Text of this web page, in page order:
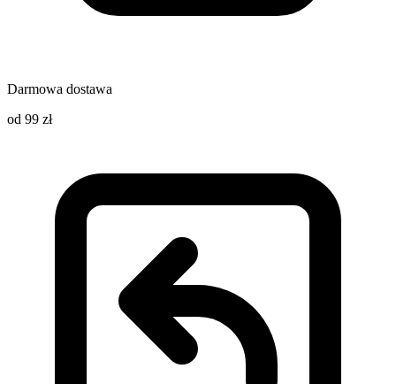
Darmowa dostawa
od 99 zł